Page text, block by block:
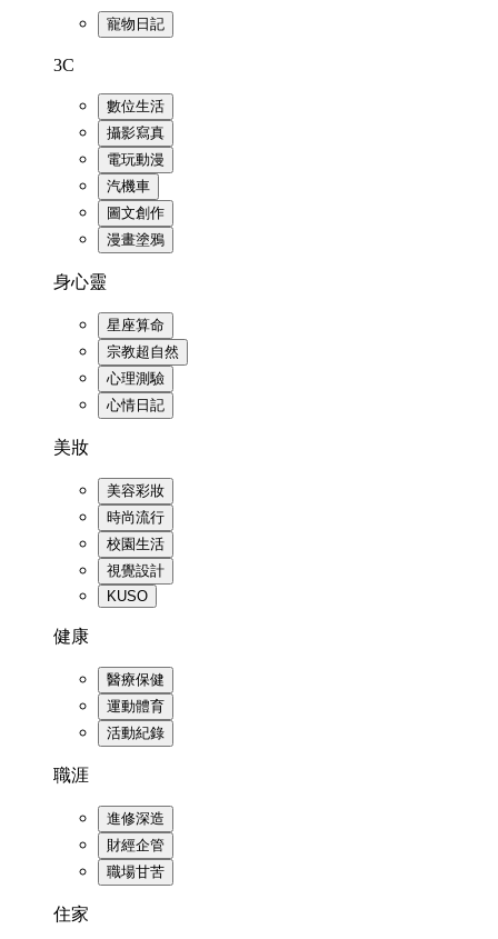
寵物日記
3C
數位生活
攝影寫真
電玩動漫
汽機車
圖文創作
漫畫塗鴉
身心靈
星座算命
宗教超自然
心理測驗
心情日記
美妝
美容彩妝
時尚流行
校園生活
視覺設計
KUSO
健康
醫療保健
運動體育
活動紀錄
職涯
進修深造
財經企管
職場甘苦
住家